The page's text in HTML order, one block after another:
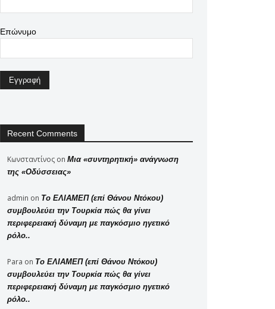
Επώνυμο
Recent Comments
Κωνσταντίνος on Μια «συντηρητική» ανάγνωση
της «Οδύσσειας»
admin on Το ΕΛΙΑΜΕΠ (επί Θάνου Ντόκου)
συμβουλεύει την Τουρκία πώς θα γίνει
περιφερειακή δύναμη με παγκόσμιο ηγετικό
ρόλο..
Para on Το ΕΛΙΑΜΕΠ (επί Θάνου Ντόκου)
συμβουλεύει την Τουρκία πώς θα γίνει
περιφερειακή δύναμη με παγκόσμιο ηγετικό
ρόλο..